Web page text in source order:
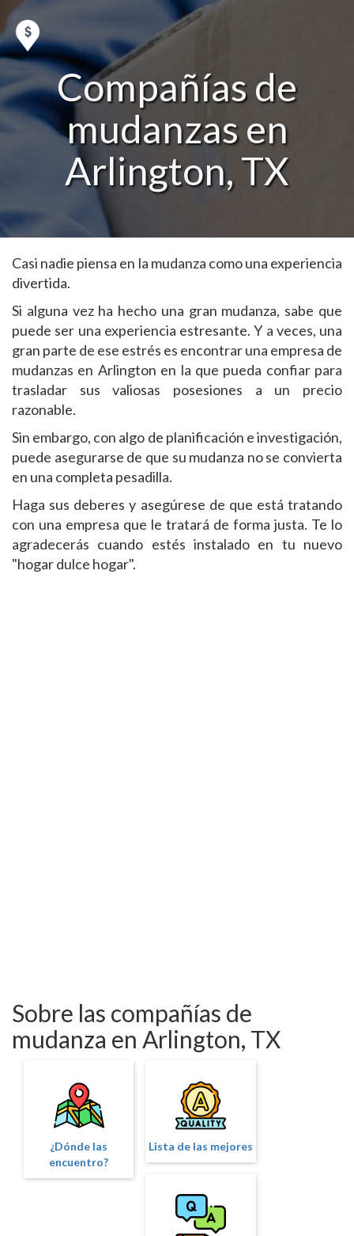
Compañías de
mudanzas en
Arlington, TX
Casi nadie piensa en la mudanza como una experiencia
divertida.
Si alguna vez ha hecho una gran mudanza, sabe que
puede ser una experiencia estresante. Y a veces, una
gran parte de ese estrés es encontrar una empresa de
mudanzas en Arlington en la que pueda confiar para
trasladar sus valiosas posesiones a un precio
razonable.
Sin embargo, con algo de planificación e investigación,
puede asegurarse de que su mudanza no se convierta
en una completa pesadilla.
Haga sus deberes y asegúrese de que está tratando
con una empresa que le tratará de forma justa. Te lo
agradecerás cuando estés instalado en tu nuevo
"hogar dulce hogar".
Sobre las compañías de
mudanza en Arlington, TX
¿Dónde las
encuentro?
Lista de las mejores